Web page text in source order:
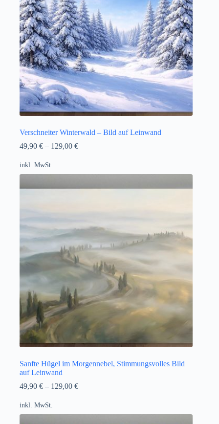
Verschneiter Winterwald – Bild auf Leinwand
49,90 € – 129,00 €
inkl. MwSt.
Sanfte Hügel im Morgennebel, Stimmungsvolles Bild
auf Leinwand
49,90 € – 129,00 €
inkl. MwSt.